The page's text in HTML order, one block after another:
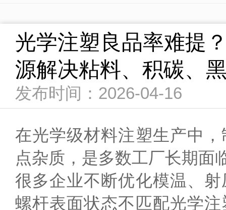
光学注塑良品率难提
源解决粘料、积碳、
发布时间：2026-04-16
在光学级材料注塑生产中
点杂质，是多数工厂长期面
很多企业不断优化模温、
螺杆表面状态不匹配光学